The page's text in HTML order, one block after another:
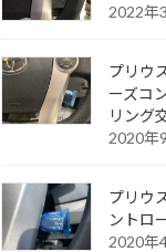
2022年
プリウ
ーズコ
リング
2020年
プリウ
ントロ
2020年